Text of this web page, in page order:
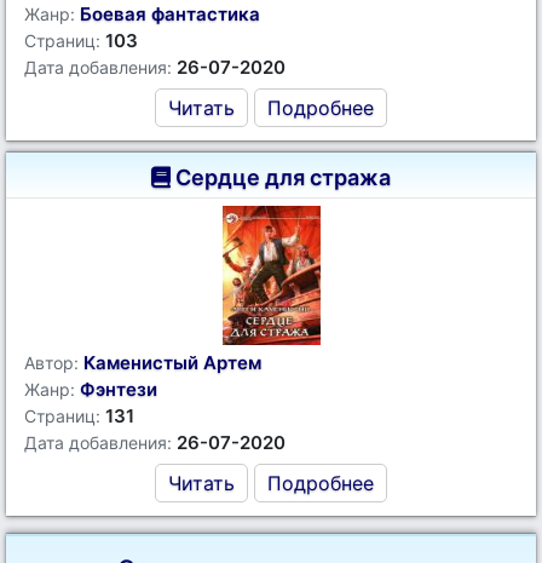
Жанр: Боевая фантастика
Страниц: 103
Дата добавления: 26-07-2020
Читать Подробнее
Сердце для стража
Автор: Каменистый Артем
Жанр: Фэнтези
Страниц: 131
Дата добавления: 26-07-2020
Читать Подробнее